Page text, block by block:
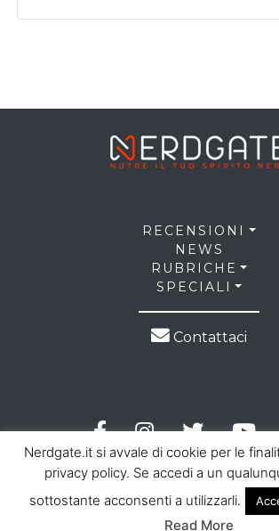
RECENSIONI
NEWS
RUBRICHE
SPECIALI
Contattaci
© 2026 NerdGate all right reserved |
Nerdgate.it si avvale di cookie per le
privacy policy. Se accedi a un
sottostante acconsenti a utilizzarli.
Read More